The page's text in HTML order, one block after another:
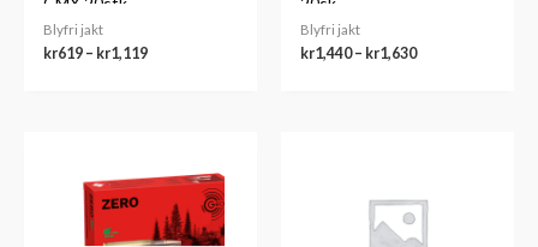
Blyfri jakt
kr619 – kr1,119
Blyfri jakt
kr1,440– kr1,630
kr2,039